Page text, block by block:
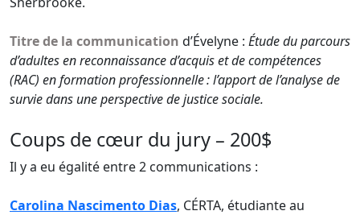
Titre de la communication d’Évelyne : Étude du parcours
d’adultes en reconnaissance d’acquis et de compétences
(RAC) en formation professionnelle : l’apport de l’analyse de
survie dans une perspective de justice sociale.
Coups de cœur du jury – 200$
Il y a eu égalité entre 2 communications :
Carolina Nascimento Dias, CÉRTA, étudiante au